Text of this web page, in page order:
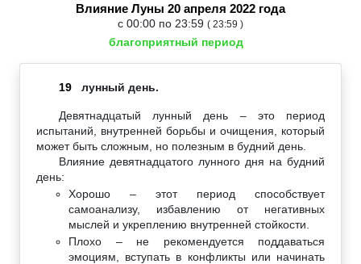
Влияние Луны 20 апреля 2022 года
с 00:00 по 23:59 ( 23:59 )
благоприятный период
19 лунный день.
Девятнадцатый лунный день – это период
испытаний, внутренней борьбы и очищения, который
может быть сложным, но полезным в будний день.
Влияние девятнадцатого лунного дня на будний
день:
Хорошо – этот период способствует
самоанализу, избавлению от негативных
мыслей и укреплению внутренней стойкости.
Плохо – не рекомендуется поддаваться
эмоциям, вступать в конфликты или начинать